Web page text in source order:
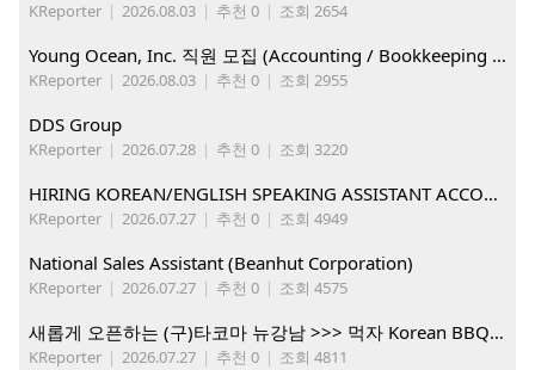
KReporter | 2026.08.03 | 추천 0 | 조회 2654
Young Ocean, Inc. 직원 모집 (Accounting / Bookkeeping 분야)
KReporter | 2026.08.03 | 추천 0 | 조회 2955
DDS Group
KReporter | 2026.07.28 | 추천 0 | 조회 3220
HIRING KOREAN/ENGLISH SPEAKING ASSISTANT ACCOUNT MANAGER
KReporter | 2026.07.27 | 추천 0 | 조회 4949
National Sales Assistant (Beanhut Corporation)
KReporter | 2026.07.27 | 추천 0 | 조회 4575
새롭게 오픈하는 (구)타코마 뉴강남 >>> 먹자 Korean BBQ 구인중
KReporter | 2026.07.27 | 추천 0 | 조회 4811